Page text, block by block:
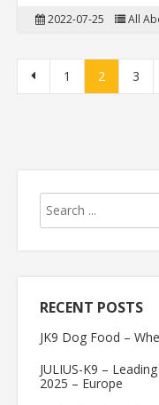
2022-07-25 All
Bejegyzések
1 2 3
RECENT POSTS
JK9 Dog Food –
JULIUS-K9 –
2025 – Europe